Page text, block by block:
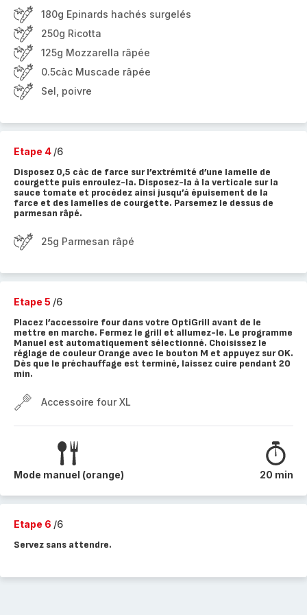
180g Epinards hachés surgelés
250g Ricotta
125g Mozzarella râpée
0.5càc Muscade râpée
Sel, poivre
Etape 4 /6
Disposez 0,5 càc de farce sur l’extrémité d’une lamelle de
courgette puis enroulez-la. Disposez-la à la verticale sur la
sauce tomate et procédez ainsi jusqu’à épuisement de la
farce et des lamelles de courgette. Parsemez le dessus de
parmesan râpé.
25g Parmesan râpé
Etape 5 /6
Placez l’accessoire four dans votre OptiGrill avant de le
mettre en marche. Fermez le grill et allumez-le. Le programme
Manuel est automatiquement sélectionné. Choisissez le
réglage de couleur Orange avec le bouton M et appuyez sur OK.
Dès que le préchauffage est terminé, laissez cuire pendant 20
min.
Accessoire four XL
Mode manuel (orange) 20 min
Etape 6 /6
Servez sans attendre.